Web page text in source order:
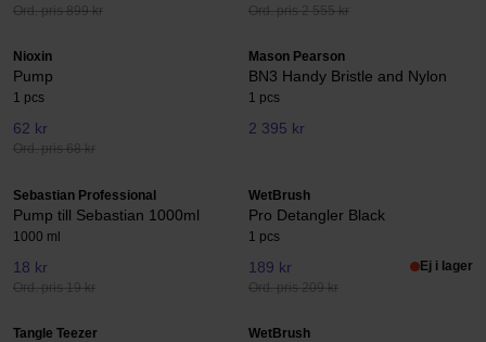
Ord. pris 899 kr Ord. pris 2 555 kr
Nioxin
Pump
1 pcs
62 kr
Ord. pris 68 kr
Mason Pearson
BN3 Handy Bristle and Nylon
1 pcs
2 395 kr
Sebastian Professional
Pump till Sebastian 1000ml
1000 ml
18 kr
Ord. pris 19 kr
WetBrush
Pro Detangler Black
1 pcs
189 kr
Ord. pris 209 kr
Ej i lager
Tangle Teezer WetBrush